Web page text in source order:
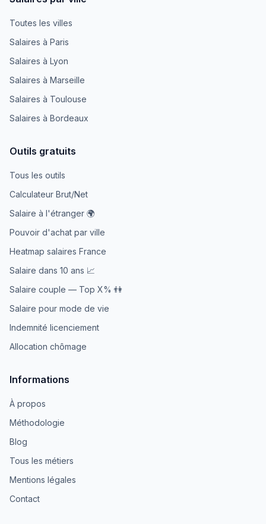
Toutes les villes
Salaires à Paris
Salaires à Lyon
Salaires à Marseille
Salaires à Toulouse
Salaires à Bordeaux
Outils gratuits
Tous les outils
Calculateur Brut/Net
Salaire à l'étranger 🌍
Pouvoir d'achat par ville
Heatmap salaires France
Salaire dans 10 ans 📈
Salaire couple — Top X% 👫
Salaire pour mode de vie
Indemnité licenciement
Allocation chômage
Informations
À propos
Méthodologie
Blog
Tous les métiers
Mentions légales
Contact